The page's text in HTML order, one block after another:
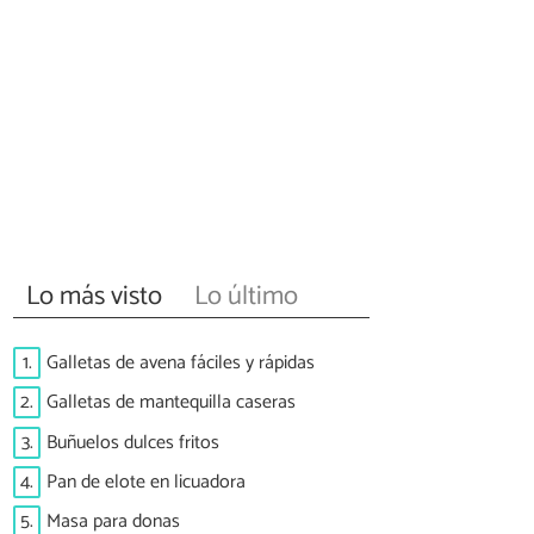
Lo más visto Lo último
1. Galletas de avena fáciles y rápidas
2. Galletas de mantequilla caseras
3. Buñuelos dulces fritos
4. Pan de elote en licuadora
5. Masa para donas